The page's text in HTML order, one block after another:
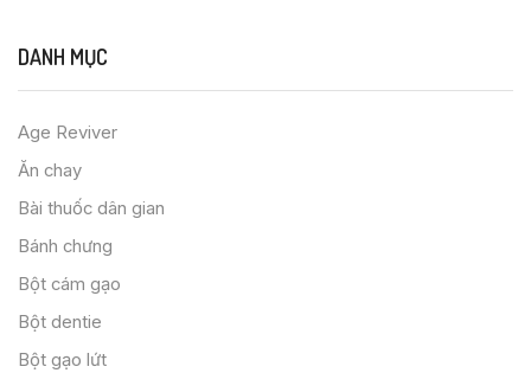
DANH MỤC
Age Reviver
Ăn chay
Bài thuốc dân gian
Bánh chưng
Bột cám gạo
Bột dentie
Bột gạo lứt